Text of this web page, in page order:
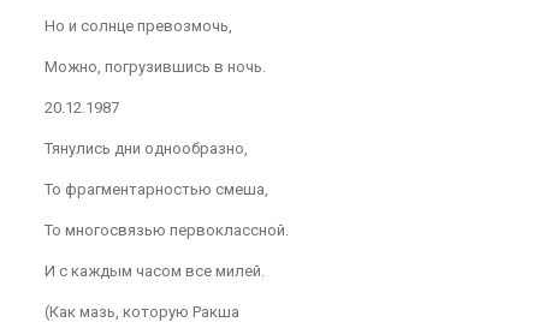
Но и солнце превозмочь,
Можно, погрузившись в ночь.
20.12.1987
Тянулись дни однообразно,
То фрагментарностью смеша,
То многосвязью первоклассной.
И с каждым часом все милей.
(Как мазь, которую Ракша